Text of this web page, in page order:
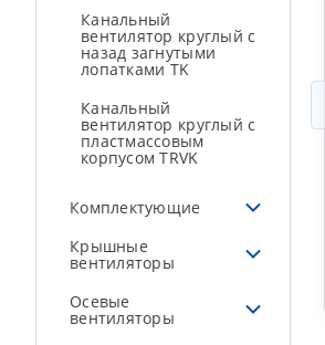
Канальный
вентилятор круглый с
назад загнутыми
лопатками TK
Канальный
вентилятор круглый с
пластмассовым
корпусом TRVK
Комплектующие
Крышные
вентиляторы
Осевые
вентиляторы